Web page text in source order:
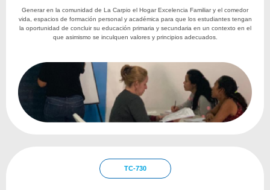
Generar en la comunidad de La Carpio el Hogar Excelencia Familiar y el comedor
vida, espacios de formación personal y académica para que los estudiantes tengan
la oportunidad de concluir su educación primaria y secundaria en un contexto en el
que asimismo se inculquen valores y principios adecuados.
TC-730